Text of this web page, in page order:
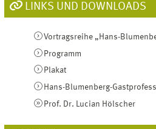
LINKS UND DOWNLOADS
Vortragsreihe „Hans-
Programm
Plakat
Hans-Blumenberg-
Prof. Dr. Lucian Hölscher